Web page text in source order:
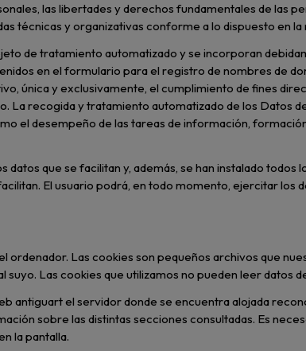
las libertades y derechos fundamentales de las
técnicas y organizativas conforme a lo dispuesto en
de tratamiento automatizado y se incorporan
en el formulario para el registro de nombres de
única y exclusivamente, el cumplimiento de fines
La recogida y tratamiento automatizado de los Datos
el desempeño de las tareas de información,
que se facilitan y, además, se han instalado
El usuario podrá, en todo momento, ejercitar
ordenador. Las cookies son pequeños archivos que
Las cookies que utilizamos no pueden leer datos
antiguart el servidor donde se encuentra alojada
sobre las distintas secciones consultadas. Es
la pantalla.